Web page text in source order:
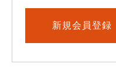
新規会員登録